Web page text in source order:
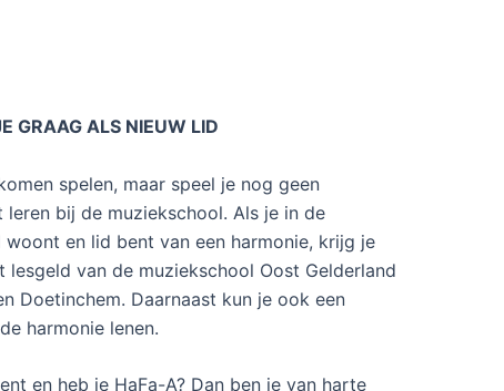
GRAAG ALS NIEUW LID
spelen, maar speel je nog geen
bij de muziekschool. Als je in de
en lid bent van een harmonie, krijg je
van de muziekschool Oost Gelderland
Doetinchem. Daarnaast kun je ook een
harmonie lenen.
en heb je HaFa-A? Dan ben je van harte